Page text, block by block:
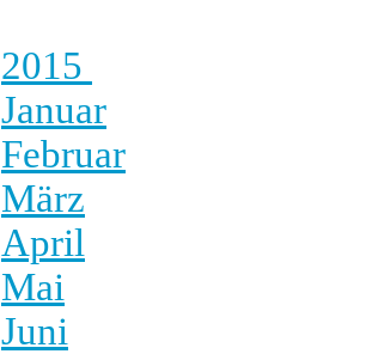
2015
Januar
Februar
März
April
Mai
Juni